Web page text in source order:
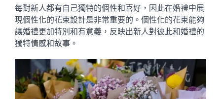
每對新人都有自己獨特的個性和喜好，因此在婚禮中展
現個性化的花束設計是非常重要的。個性化的花束能夠
讓婚禮更加特別和有意義，反映出新人對彼此和婚禮的
獨特情感和故事。